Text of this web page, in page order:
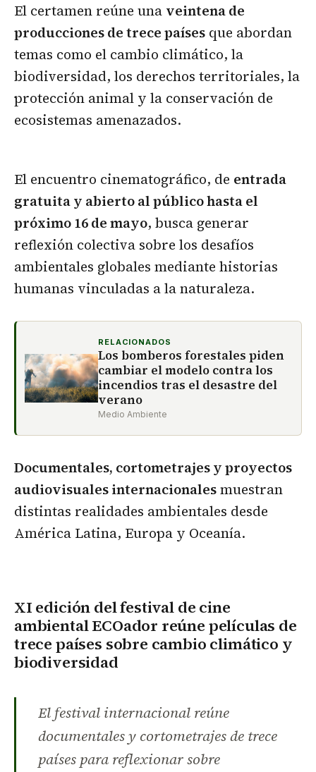
El certamen reúne una veintena de
producciones de trece países que abordan
temas como el cambio climático, la
biodiversidad, los derechos territoriales, la
protección animal y la conservación de
ecosistemas amenazados.
El encuentro cinematográfico, de entrada
gratuita y abierto al público hasta el
próximo 16 de mayo, busca generar
reflexión colectiva sobre los desafíos
ambientales globales mediante historias
humanas vinculadas a la naturaleza.
RELACIONADOS
Los bomberos forestales piden
cambiar el modelo contra los
incendios tras el desastre del
verano
Medio Ambiente
Documentales, cortometrajes y proyectos
audiovisuales internacionalesmuestran
distintas realidades ambientales desde
América Latina, Europa y Oceanía.
XI edición del festival de cine
ambiental ECOador reúne películas de
trece países sobre cambio climático y
biodiversidad
El festival internacional reúne
documentales y cortometrajes de trece
países para reflexionar sobre